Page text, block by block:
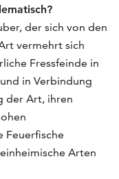
der sich von den
vermehrt sich
Fressfeinde in
in Verbindung
der Art, ihren
Feuerfische
Arten